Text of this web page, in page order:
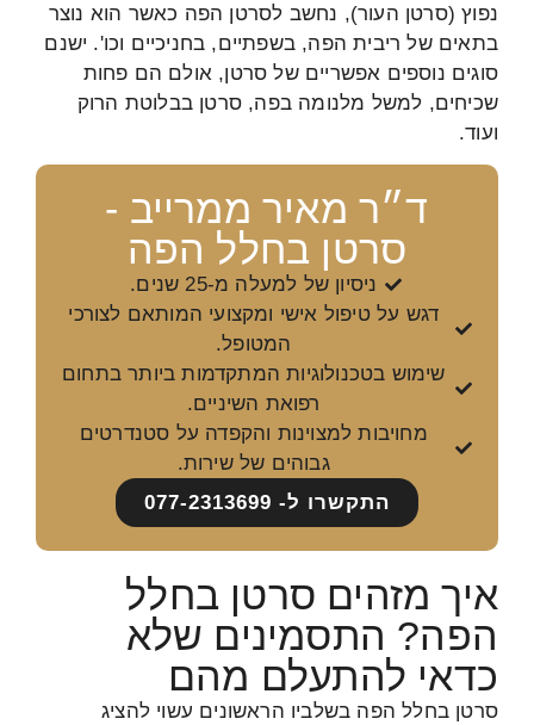
נפוץ (סרטן העור), נחשב לסרטן הפה כאשר הוא נוצר
בתאים של ריבית הפה, בשפתיים, בחניכיים וכו'. ישנם
סוגים נוספים אפשריים של סרטן, אולם הם פחות
שכיחים, למשל מלנומה בפה, סרטן בבלוטת הרוק
ועוד.
ד״ר מאיר ממרייב -
סרטן בחלל הפה
ניסיון של למעלה מ-25 שנים.
דגש על טיפול אישי ומקצועי המותאם לצורכי
המטופל.
שימוש בטכנולוגיות המתקדמות ביותר בתחום
רפואת השיניים.
מחויבות למצוינות והקפדה על סטנדרטים
גבוהים של שירות.
התקשרו ל- 077-2313699
איך מזהים סרטן בחלל
הפה? התסמינים שלא
כדאי להתעלם מהם
סרטן בחלל הפה בשלביו הראשונים עשוי להציג